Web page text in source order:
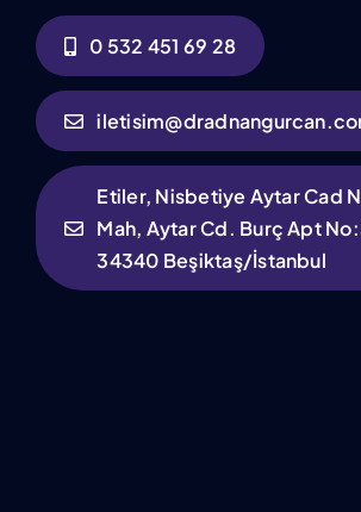
0 532 451 69 28
Etiler, Nisbetiye Aytar Cad
Mah, Aytar Cd. Burç Apt
34340 Beşiktaş/İstanbul